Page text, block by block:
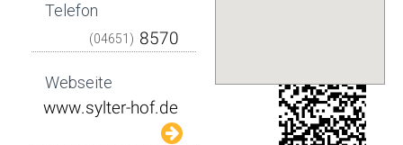
Telefon
(04651)
Webseite